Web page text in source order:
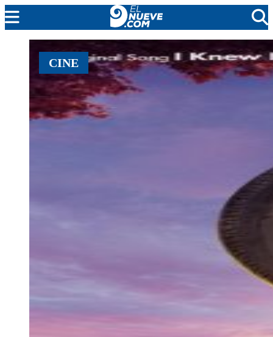
MENDOZA
CADA DÍA
ARGENTINA
NOTICIERO 9
CINE